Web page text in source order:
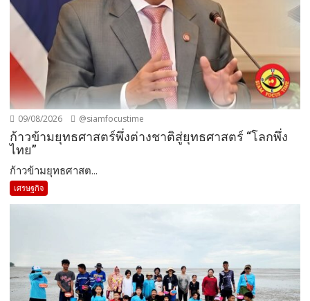
09/08/2026 @siamfocustime
ก้าวข้ามยุทธศาสตร์พึ่งต่างชาติสู่ยุทธศาสตร์ “โลกพึ่ง
ไทย”
ก้าวข้ามยุทธศาสต...
เศรษฐกิจ